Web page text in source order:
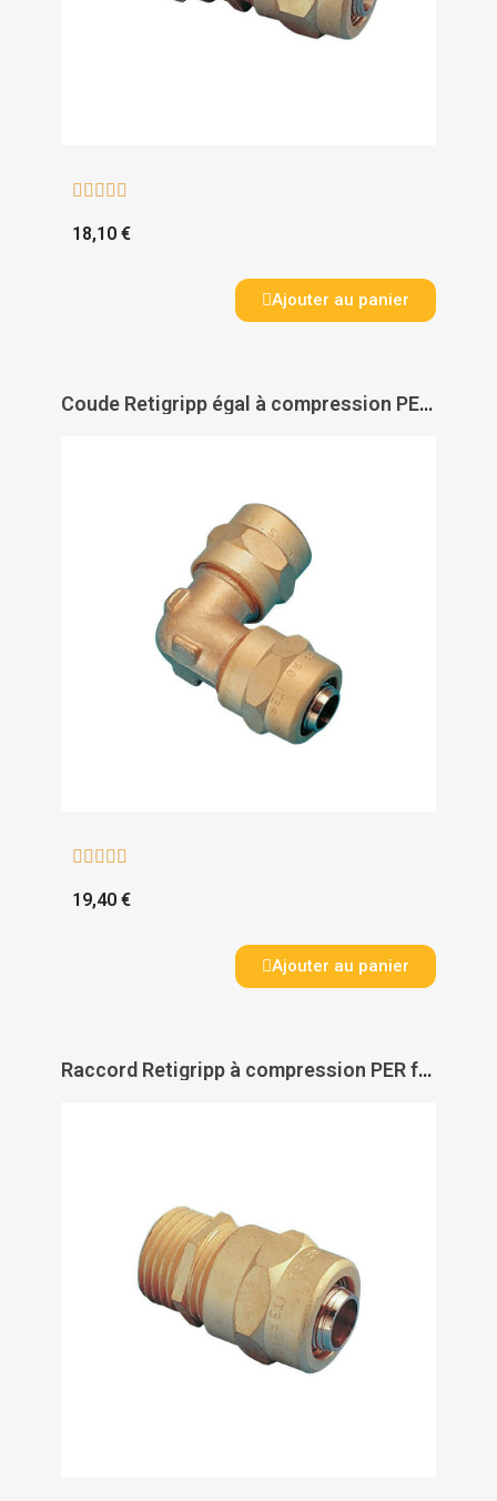
    
18,10 €
Ajouter au panier
Coude Retigripp égal à compression PER - GRIPP
    
19,40 €
Ajouter au panier
Raccord Retigripp à compression PER fer mâle à visser - GRIPP